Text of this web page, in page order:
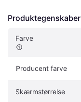
Produktegenskaber
Farve
Producent farve
Skærmstørrelse